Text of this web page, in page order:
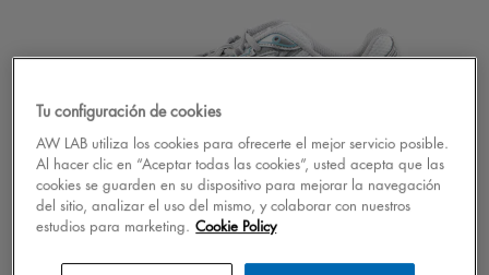
Tu configuración de cookies
AW LAB utiliza los cookies para ofrecerte el mejor servicio posible.
Al hacer clic en “Aceptar todas las cookies”, usted acepta que las
cookies se guarden en su dispositivo para mejorar la navegación
del sitio, analizar el uso del mismo, y colaborar con nuestros
estudios para marketing. Cookie Policy